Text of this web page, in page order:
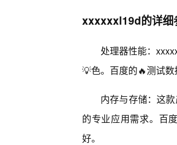
xxxxxxl19d的详细
处理器性能：
💡色。百度的🔥测试
内存与存储：这
的专业应用需求。百
好。